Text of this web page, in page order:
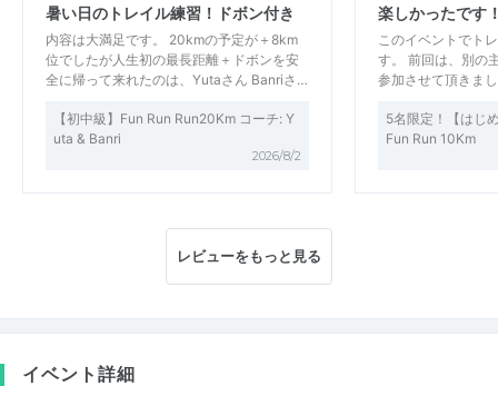
暑い日のトレイル練習！ドボン付き
内容は大満足です。 20kmの予定が＋8km
位でしたが人生初の最長距離＋ドボンを安
全に帰って来れたのは、Yutaさん Banriさ…
【初中級】Fun Run Run20Km コーチ: Y
uta & Banri
2026/8/2
楽しかったです
このイベントでト
す。 前回は、別の
参加させて頂きま
5名限定！【はじ
Fun Run 10Km
レビューをもっと見る
イベント詳細